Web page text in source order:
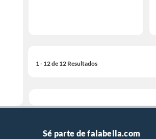
1 - 12 de 12 Resultados
Sé parte de falabella.com